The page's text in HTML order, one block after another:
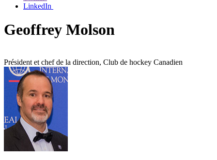
LinkedIn
Geoffrey Molson
Président et chef de la direction, Club de hockey Canadien